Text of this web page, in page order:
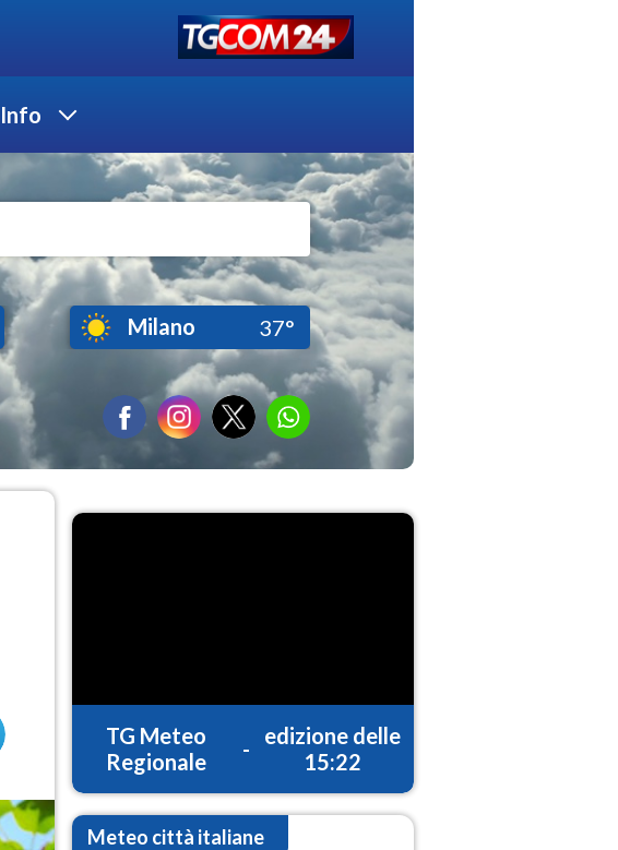
Info
Milano 37°
TG Meteo
Regionale
-
edizione delle
15:22
Meteo città italiane